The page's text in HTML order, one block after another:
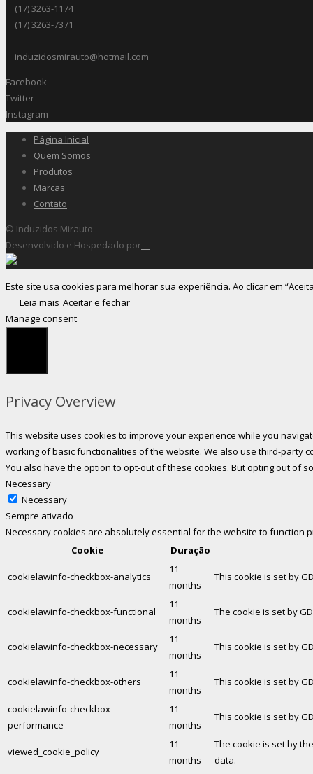
(17) 3263-1174
(17) 3263-7371
induzidosmirauto@hotmail.com
Facebook
Twitter
Instagram
Página Inicial
Quem Somos
Produtos
Marcas
Contato
© Induzidos Mirauto
Desenvolvido e Hospedado por
Este site usa cookies para melhorar sua experiência. Ao clicar em
Leia mais Aceitar e fechar
Manage consent
Privacy Overview
This website uses cookies to improve your experience while you
working of basic functionalities of the website. We also use third-party
You also have the option to opt-out of these cookies. But opting out of
Necessary
Necessary
Sempre ativado
Necessary cookies are absolutely essential for the website to
Cookie
Duração
cookielawinfo-checkbox-analytics
11
months
This cookie is set by
cookielawinfo-checkbox-functional
11
months
The cookie is set by
cookielawinfo-checkbox-necessary
11
months
This cookie is set by
cookielawinfo-checkbox-others
11
months
This cookie is set by
cookielawinfo-checkbox-
performance
11
months
This cookie is set by
viewed_cookie_policy
11
months
The cookie is set by
data.